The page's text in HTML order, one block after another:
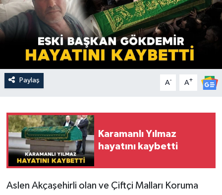
Paylaş A- A+
Karamanlı Yılmaz
hayatını kaybetti
Aslen Akçaşehirli olan ve Çiftçi Malları Koruma